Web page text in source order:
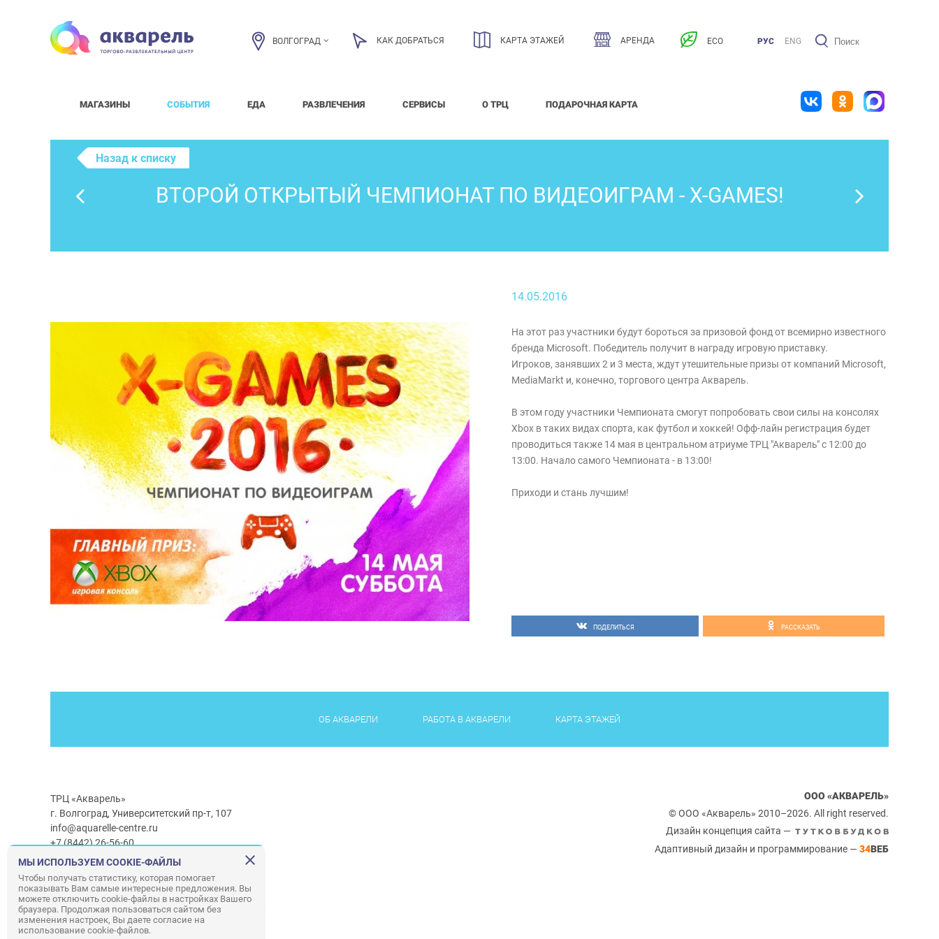
ВОЛГОГРАД КАК ДОБРАТЬСЯ КАРТА ЭТАЖЕЙ АРЕНДА ECO РУС ENG
МАГАЗИНЫ СОБЫТИЯ ЕДА РАЗВЛЕЧЕНИЯ СЕРВИСЫ О ТРЦ ПОДАРОЧНАЯ КАРТА
Назад к списку
ВТОРОЙ ОТКРЫТЫЙ ЧЕМПИОНАТ ПО ВИДЕОИГРАМ - X-GAMES!
14.05.2016
На этот раз участники будут бороться за призовой фонд от всемирно известного
бренда Microsoft. Победитель получит в награду игровую приставку.
Игроков, занявших 2 и 3 места, ждут утешительные призы от компаний Microsoft,
MediaMarkt и, конечно, торгового центра Акварель.
В этом году участники Чемпионата смогут попробовать свои силы на консолях
Xbox в таких видах спорта, как футбол и хоккей! Офф-лайн регистрация будет
проводиться также 14 мая в центральном атриуме ТРЦ "Акварель" с 12:00 до
13:00. Начало самого Чемпионата - в 13:00!
Приходи и стань лучшим!
ПОДЕЛИТЬСЯ РАССКАЗАТЬ
ОБ АКВАРЕЛИ РАБОТА В АКВАРЕЛИ КАРТА ЭТАЖЕЙ
ТРЦ «Акварель»
г. Волгоград, Университетский пр-т, 107
info@aquarelle-centre.ru
+7 (8442) 26-56-60
Часы работы ТРЦ: с 10:00 до 22:00
Часы работы г/м Ашан:с 08:00 до 23:00
Часы работыг/мЛемана ПРО:с 08:00 до 22:00
Правила посещения ТРЦ «Акварель»
ООО «АКВАРЕЛЬ»
© ООО «Акварель» 2010–2026. All right reserved.
Дизайн концепция сайта —
Адаптивный дизайн и программирование — 34ВЕБ
МЫ ИСПОЛЬЗУЕМ COOKIE-ФАЙЛЫ
Чтобы получать статистику, которая помогает
показывать Вам самые интересные предложения. Вы
можете отключить cookie-файлы в настройках Вашего
браузера. Продолжая пользоваться сайтом без
изменения настроек, Вы даете согласие на
использование cookie-файлов.